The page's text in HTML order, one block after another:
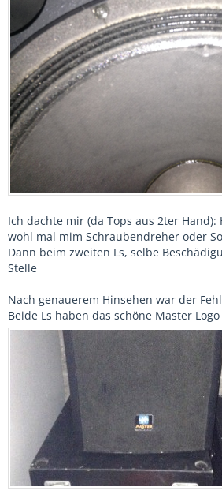
Ich dachte mir (da Tops aus 2ter
wohl mal mim Schraubendreher oder
Dann beim zweiten Ls, selbe
Stelle
Nach genauerem Hinsehen war der
Beide Ls haben das schöne Master